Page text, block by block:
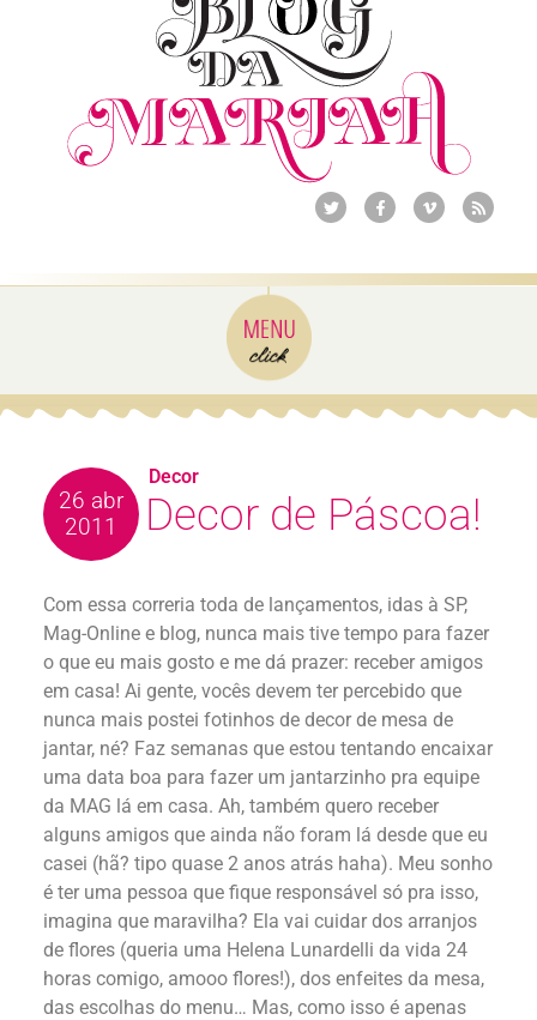
26 abr
2011
Decor de Páscoa!
Com essa correria toda de lançamentos, idas à SP,
Mag-Online e blog, nunca mais tive tempo para fazer
o que eu mais gosto e me dá prazer: receber amigos
em casa! Ai gente, vocês devem ter percebido que
nunca mais postei fotinhos de decor de mesa de
jantar, né? Faz semanas que estou tentando encaixar
uma data boa para fazer um jantarzinho pra equipe
da MAG lá em casa. Ah, também quero receber
alguns amigos que ainda não foram lá desde que eu
casei (hã? tipo quase 2 anos atrás haha). Meu sonho
é ter uma pessoa que fique responsável só pra isso,
imagina que maravilha? Ela vai cuidar dos arranjos
de flores (queria uma Helena Lunardelli da vida 24
horas comigo, amooo flores!), dos enfeites da mesa,
das escolhas do menu… Mas, como isso é apenas
Decor